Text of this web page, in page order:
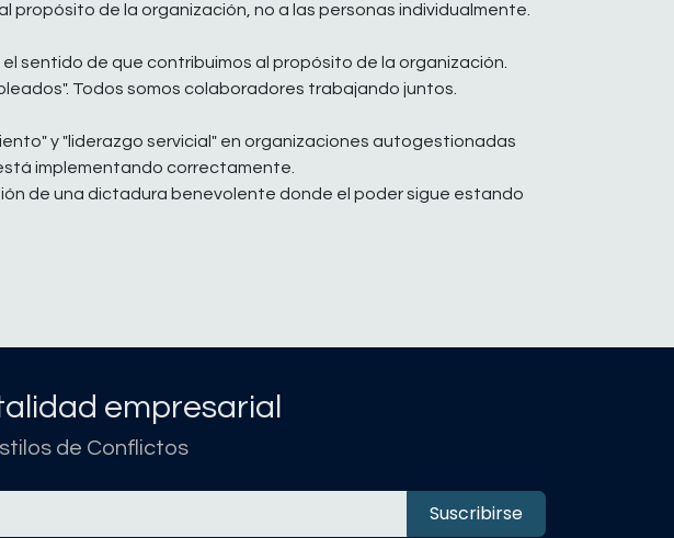
propósito de la organización, no a las personas individualmente.
sentido de que contribuimos al propósito de la organización.
Todos somos colaboradores trabajando juntos.
y "liderazgo servicial" en organizaciones autogestionadas
implementando correctamente.
de una dictadura benevolente donde el poder sigue estando
empresarial
de Conflictos
Suscribirse